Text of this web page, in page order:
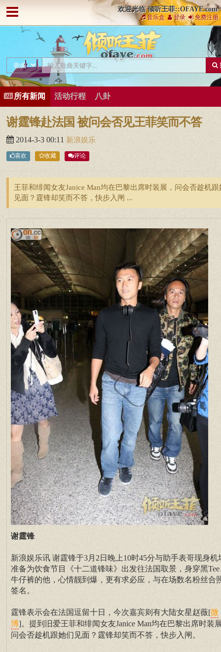
欢迎光临 倾听王菲::OFAYE.com
音乐盒 登录 免费注册
所有新闻 活动行程 八卦
谢霆锋赴法国 被问会否见王菲笑而不答
2014-3-3 00:11 新浪娱乐
喜欢 收藏 评论
王菲和绯闻女友Janice Man均在巴黎出席时装展，问会否趁机跟
见面？霆锋却笑而不答，快步入闸 ...
谢霆锋
新浪娱乐讯 谢霆锋于3月2日晚上10时45分与助手表哥现身机
准备为饮食节目《十二道锋味》出发往法国取景，身穿黑Tee
牛仔裤的他，心情靓到爆，更有求必应，与在场数名粉丝合
签名。
霆锋表示会在法国逗留十日，今次嘉宾则有大陆女星赵薇[微
博]。提到旧爱王菲和绯闻女友Janice Man均在巴黎出席时装
问会否趁机跟她们见面？霆锋却笑而不答，快步入闸。